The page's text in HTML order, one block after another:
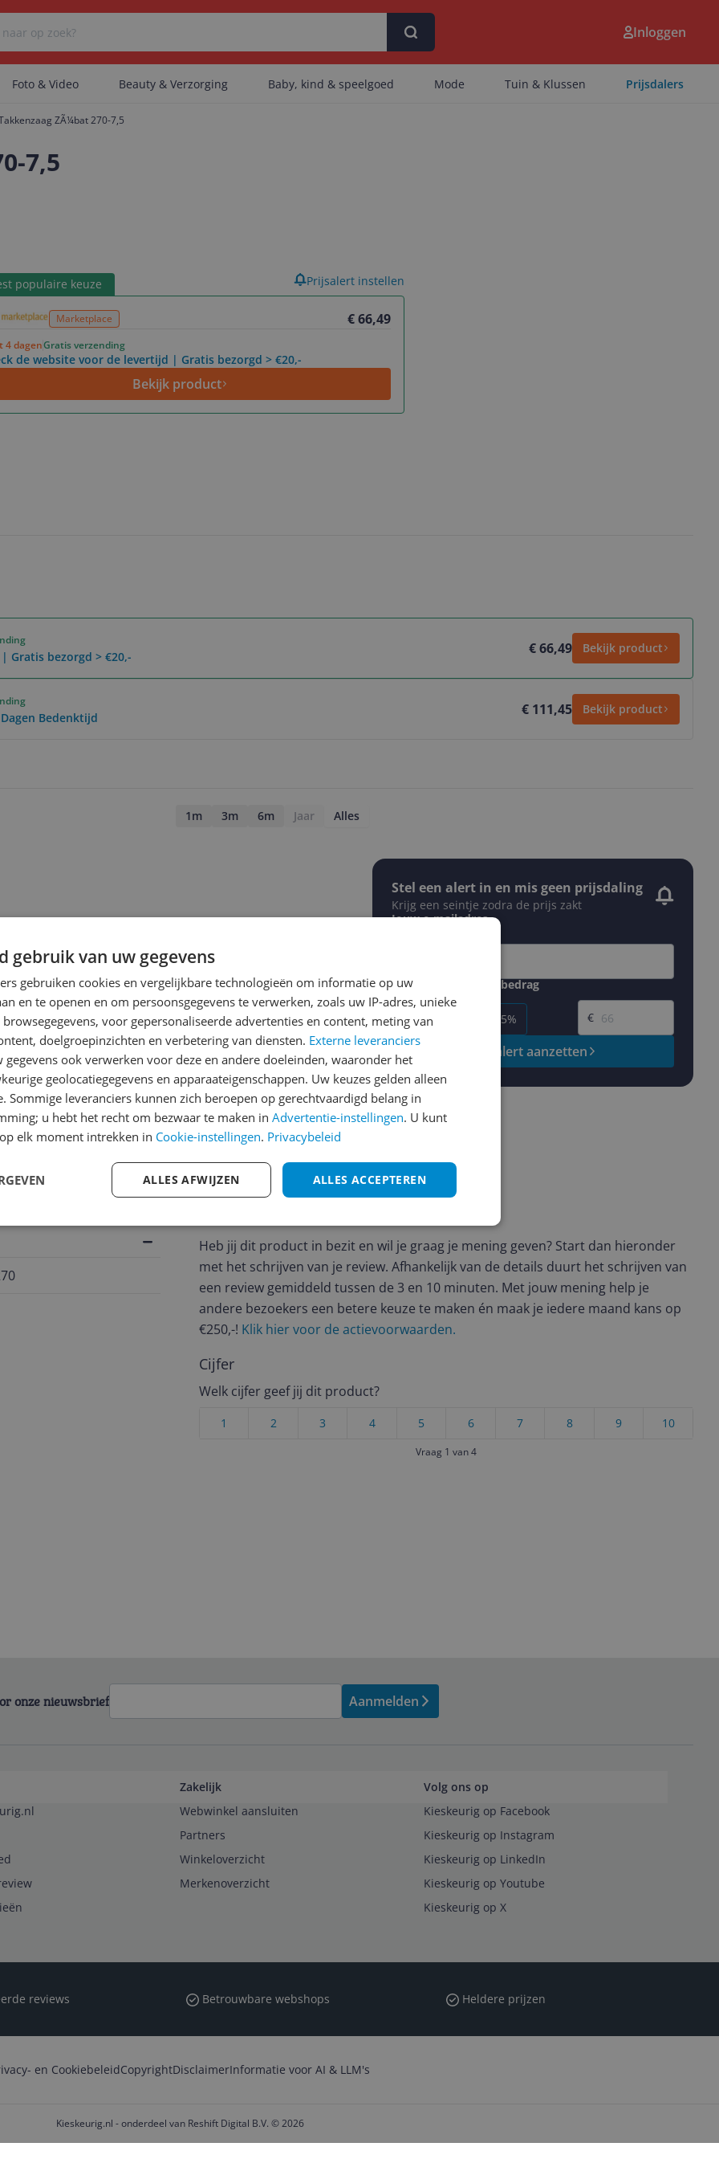
Er zijn geen artikelen gevonden.
Inloggen
Foto & Video Beauty & Verzorging Baby, kind & speelgoed Mode Tuin & Klussen Prijsdalers
ZÃ¼bat 270-7,5
7,5
populaire keuze
Marketplace € 66,49
4 dagenGratis verzending
de website voor de levertijd | Gratis bezorgd > €20,-
Bekijk product
Prijsalert instellen
Gratis bezorgd > €20,- € 66,49 Bekijk product
Bedenktijd € 111,45 Bekijk product
1m 3m 6m Jaar Alles
Stel een alert in en mis geen prijsdaling
Krijg een seintje zodra de prijs zakt
Jouw e-mailadres
Gewenste daling of bedrag
-5% -15%
Gewenste prijs
€
Prijsalert aanzetten
Reviews
Heb jij dit product in bezit en wil je graag je mening geven? Start dan hieronder
met het schrijven van je review. Afhankelijk van de details duurt het schrijven van
een review gemiddeld tussen de 3 en 10 minuten. Met jouw mening help je
andere bezoekers een betere keuze te maken én maak je iedere maand kans op
€250,-! Klik hier voor de actievoorwaarden.
Cijfer
Welk cijfer geef jij dit product?
10
9
8
7
6
5
4
3
2
1
Vraag 1 van 4
onze nieuwsbrief Aanmelden
Zakelijk
Webwinkel aansluiten
Partners
Winkeloverzicht
Merkenoverzicht
Volg ons op
Kieskeurig op Facebook
Kieskeurig op Instagram
Kieskeurig op LinkedIn
Kieskeurig op Youtube
Kieskeurig op X
reviews Betrouwbare webshops Heldere prijzen
en CookiebeleidCopyrightDisclaimerInformatie voor AI & LLM's
Kieskeurig.nl - onderdeel van Reshift Digital B.V. © 2026
gebruik van uw gegevens
gebruiken cookies en vergelijkbare technologieën om informatie op uw
en te openen en om persoonsgegevens te verwerken, zoals uw IP-adres, unieke
voor gepersonaliseerde advertenties en content, meting van
doelgroepinzichten en verbetering van diensten. Externe leveranciers
gegevens ook verwerken voor deze en andere doeleinden, waaronder het
geolocatiegegevens en apparaateigenschappen. Uw keuzes gelden alleen
Sommige leveranciers kunnen zich beroepen op gerechtvaardigd belang in
u hebt het recht om bezwaar te maken in Advertentie-instellingen. U kunt
elk moment intrekken in Cookie-instellingen. Privacybeleid
ALLES ACCEPTEREN
ALLES AFWIJZEN